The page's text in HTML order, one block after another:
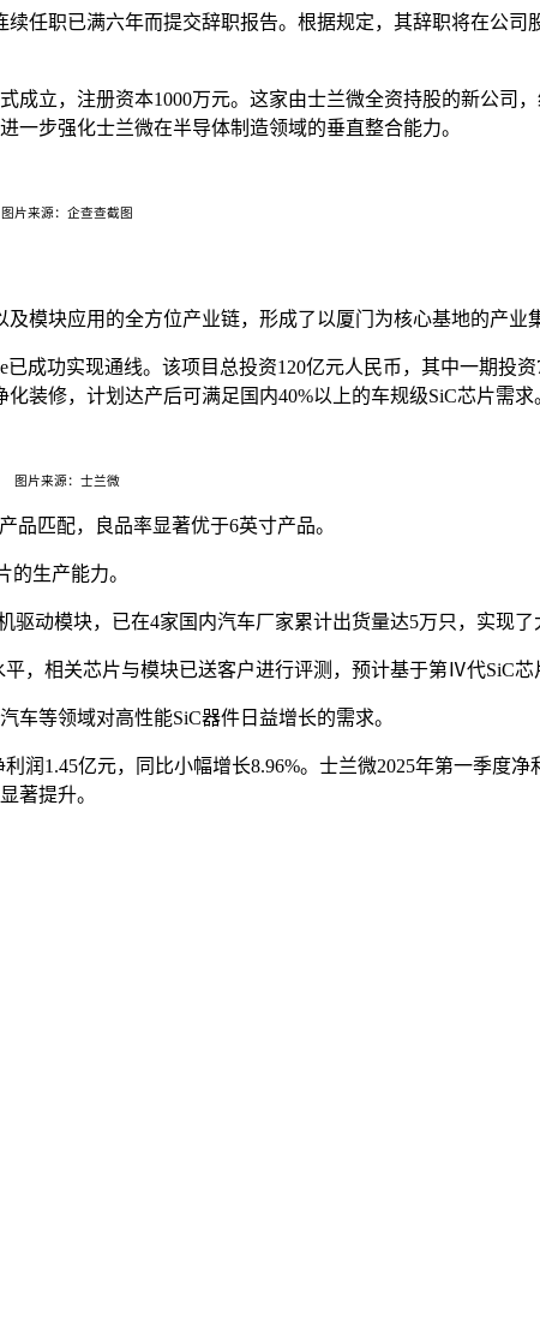
任职已满六年而提交辞职报告。根据规定，其辞职将在公司
立，注册资本1000万元。这家由士兰微全资持股的新公司
步强化士兰微在半导体制造领域的垂直整合能力。
图片来源：企查查截图
模块应用的全方位产业链，形成了以厦门为核心基地的产业
成功实现通线。该项目总投资120亿元人民币，其中一期投
装修，计划达产后可满足国内40%以上的车规级SiC芯片需求
图片来源：士兰微
匹配，良品率显著优于6英寸产品。
的生产能力。
动模块，已在4家国内汽车厂家累计出货量达5万只，实现了
相关芯片与模块已送客户进行评测，预计基于第Ⅳ代SiC芯
车等领域对高性能SiC器件日益增长的需求。
1.45亿元，同比小幅增长8.96%。士兰微2025年第一季度
著提升。